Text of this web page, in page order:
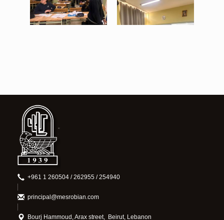
View
View
+961 1 260504 / 262955 / 254940
principal@mesrobian.com
Bourj Hammoud, Arax street, Beirut, Lebanon